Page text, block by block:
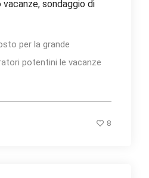
sondaggio di
per la grande
potentini le vacanze
8